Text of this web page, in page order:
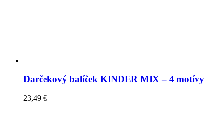
Darčekový balíček KINDER MIX – 4 motívy
23,49 €